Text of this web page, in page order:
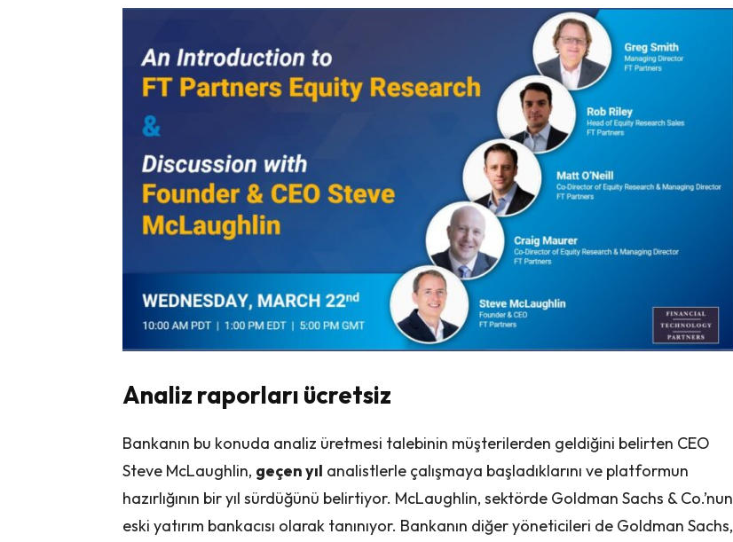
Analiz raporları ücretsiz
Bankanın bu konuda analiz üretmesi talebinin müşterilerden geldiğini belirten CEO
Steve McLaughlin, geçen yıl analistlerle çalışmaya başladıklarını ve platformun
hazırlığının bir yıl sürdüğünü belirtiyor. McLaughlin, sektörde Goldman Sachs & Co.’nun
eski yatırım bankacısı olarak tanınıyor. Bankanın diğer yöneticileri de Goldman Sachs,